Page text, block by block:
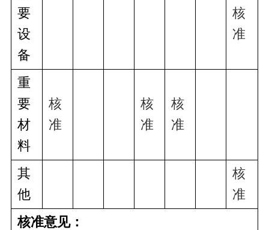
要
设
备
核
准
重
要
材
料
核
准
核
准
核
准
其
他
核
准
核准意见：